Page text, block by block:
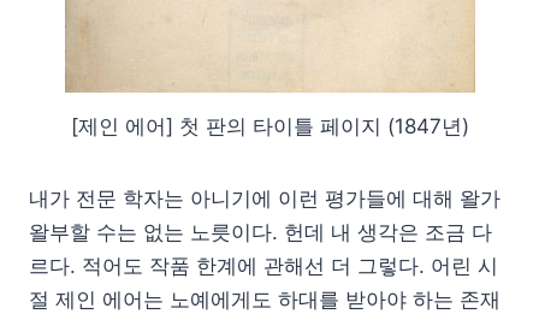
[제인 에어] 첫 판의 타이틀 페이지 (1847년)
내가 전문 학자는 아니기에 이런 평가들에 대해 왈가
왈부할 수는 없는 노릇이다. 헌데 내 생각은 조금 다
르다. 적어도 작품 한계에 관해선 더 그렇다. 어린 시
절 제인 에어는 노예에게도 하대를 받아야 하는 존재